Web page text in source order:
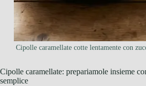
Cipolle caramellate cotte lentamente con
Cipolle caramellate: prepariamole insieme
semplice